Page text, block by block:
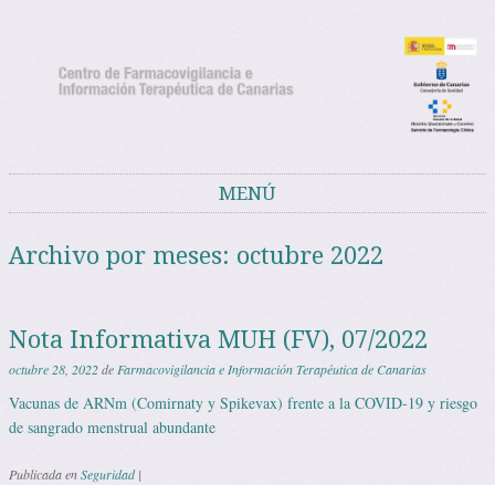
MENÚ
Archivo por meses: octubre 2022
Nota Informativa MUH (FV), 07/2022
octubre 28, 2022deFarmacovigilancia e Información Terapéutica de Canarias
Vacunas de ARNm (Comirnaty y Spikevax) frente a la COVID-19 y riesgo
de sangrado menstrual abundante
Publicada enSeguridad |